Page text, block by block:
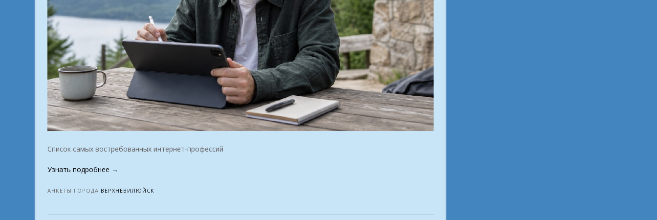
Список самых востребованных интернет-профессий
Узнать подробнее «Настоящая
твоя
свободна
→
АНКЕТЫ ГОРОДА ВЕРХНЕВИЛЮЙСК